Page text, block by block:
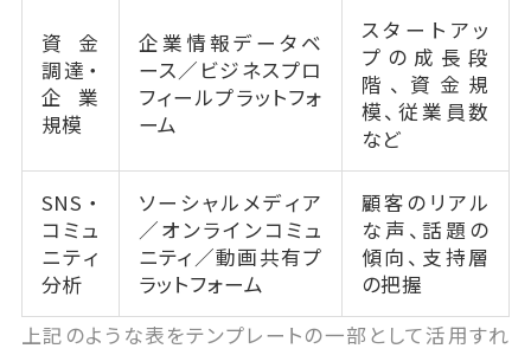
資金
調達・
企業
規模
企業情報データベ
ース／ビジネスプロ
フィールプラットフォ
ーム
スタートアッ
プの成長段
階、資金規
模、従業員数
など
SNS・
コミュ
ニティ
分析
ソーシャルメディア
／オンラインコミュ
ニティ／動画共有プ
ラットフォーム
顧客のリアル
な声、話題の
傾向、支持層
の把握
上記のような表をテンプレートの一部として活用すれ